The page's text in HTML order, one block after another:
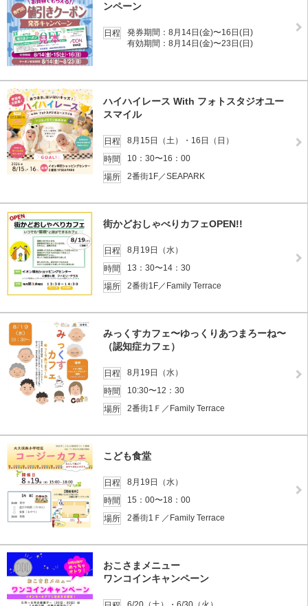
ンペーン
日程
発券期間：8月14日(金)〜16日(日)
有効期間：8月14日(金)〜23日(日)
ハイハイレース With フォトスタジオユー
スマイル
日程
8月15日（土）・16日（日）
時間
10：30〜16：00
場所
2番街1F／SEAPARK
街かどおしゃべりカフェOPEN!!
日程
8月19日（水）
時間
13：30〜14：30
場所
2番街1F／Family Terrace
みっくすカフェ〜ゆっくりあつまろーね〜
（認知症カフェ）
日程
8月19日（水）
時間
10:30〜12：30
場所
2番街1Ｆ／Family Terrace
こども食堂
日程
8月19日（水）
時間
15：00〜18：00
場所
2番街1Ｆ／Family Terrace
おこさまメニュー
ワンコインキャンペーン